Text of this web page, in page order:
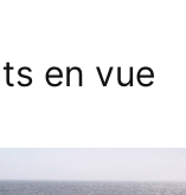
en vue